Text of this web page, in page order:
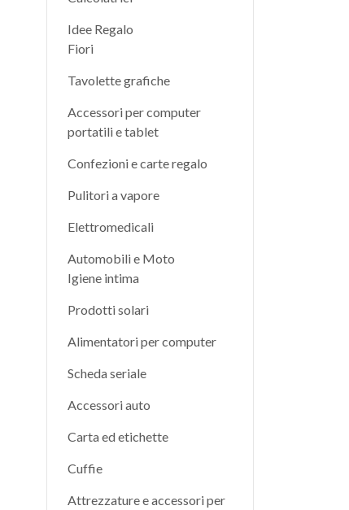
Idee Regalo
Fiori
Tavolette grafiche
Accessori per computer
portatili e tablet
Confezioni e carte regalo
Pulitori a vapore
Elettromedicali
Automobili e Moto
Igiene intima
Prodotti solari
Alimentatori per computer
Scheda seriale
Accessori auto
Carta ed etichette
Cuffie
Attrezzature e accessori per